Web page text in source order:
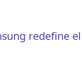
redefine el